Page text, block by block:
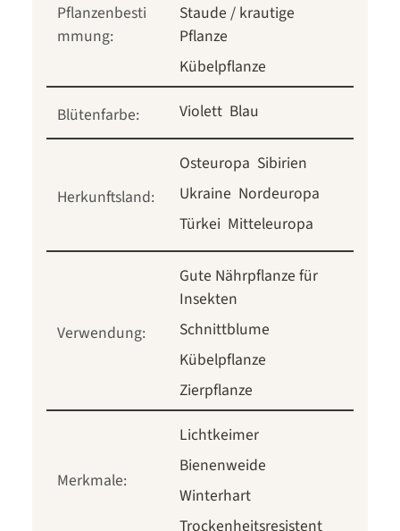
Pflanzenbesti
mmung:
Staude / krautige
Pflanze
Kübelpflanze
Blütenfarbe: Violett Blau
Herkunftsland:
Osteuropa Sibirien
Ukraine Nordeuropa
Türkei Mitteleuropa
Verwendung:
Gute Nährpflanze für
Insekten
Schnittblume
Kübelpflanze
Zierpflanze
Merkmale:
Lichtkeimer
Bienenweide
Winterhart
Trockenheitsresistent